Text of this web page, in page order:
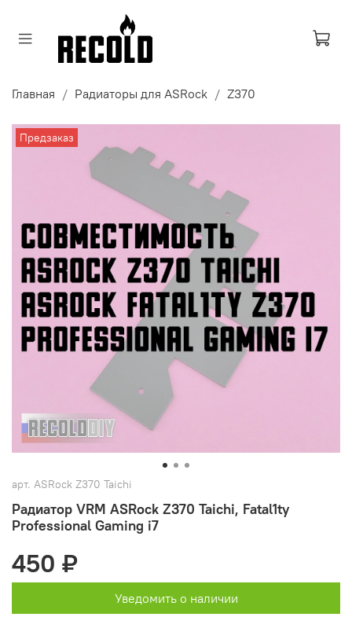
Главная Радиаторы для ASRock Z370
Предзаказ
арт. ASRock Z370 Taichi
Радиатор VRM ASRock Z370 Taichi, Fatal1ty
Professional Gaming i7
450 ₽
Уведомить о наличии